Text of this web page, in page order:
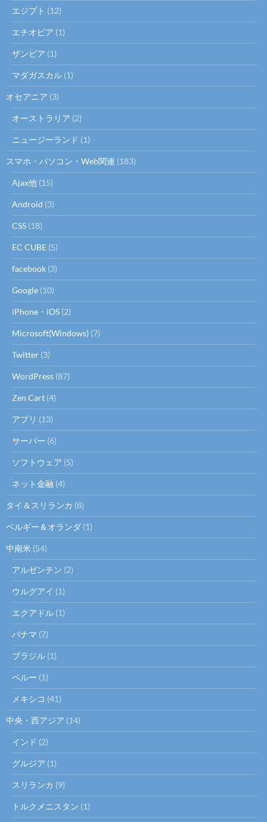
エジプト (12)
エチオピア (1)
ザンビア (1)
マダガスカル (1)
オセアニア (3)
オーストラリア (2)
ニュージーランド (1)
スマホ・パソコン・Web関連 (183)
Ajax他 (15)
Android (3)
CSS (18)
EC CUBE (5)
facebook (3)
Google (10)
iPhone・iOS (2)
Microsoft(Windows) (7)
Twitter (3)
WordPress (87)
Zen Cart (4)
アプリ (13)
サーバー (6)
ソフトウェア (5)
ネット金融 (4)
タイ＆スリランカ (8)
ベルギー＆オランダ (1)
中南米 (54)
アルゼンチン (2)
ウルグアイ (1)
エクアドル (1)
パナマ (7)
ブラジル (1)
ペルー (1)
メキシコ (41)
中央・西アジア (14)
インド (2)
グルジア (1)
スリランカ (9)
トルクメニスタン (1)